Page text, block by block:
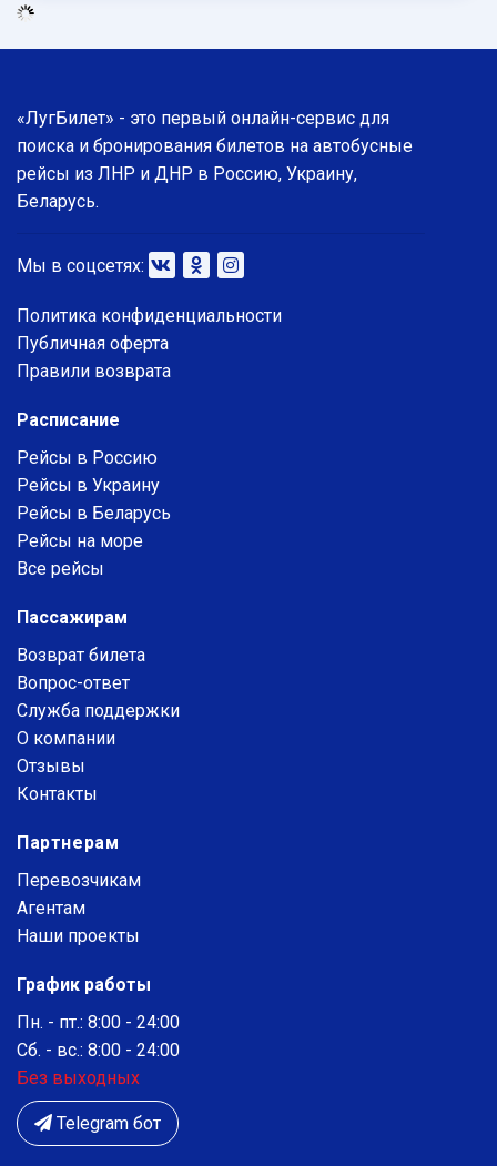
«ЛугБилет» - это первый онлайн-сервис для
поиска и бронирования билетов на автобусные
рейсы из ЛНР и ДНР в Россию, Украину,
Беларусь.
Мы в соцсетях:
Политика конфиденциальности
Публичная оферта
Правили возврата
Расписание
Рейсы в Россию
Рейсы в Украину
Рейсы в Беларусь
Рейсы на море
Все рейсы
Пассажирам
Возврат билета
Вопрос-ответ
Служба поддержки
О компании
Отзывы
Контакты
Партнерам
Перевозчикам
Агентам
Наши проекты
График работы
Пн. - пт.: 8:00 - 24:00
Сб. - вс.: 8:00 - 24:00
Без выходных
Telegram бот